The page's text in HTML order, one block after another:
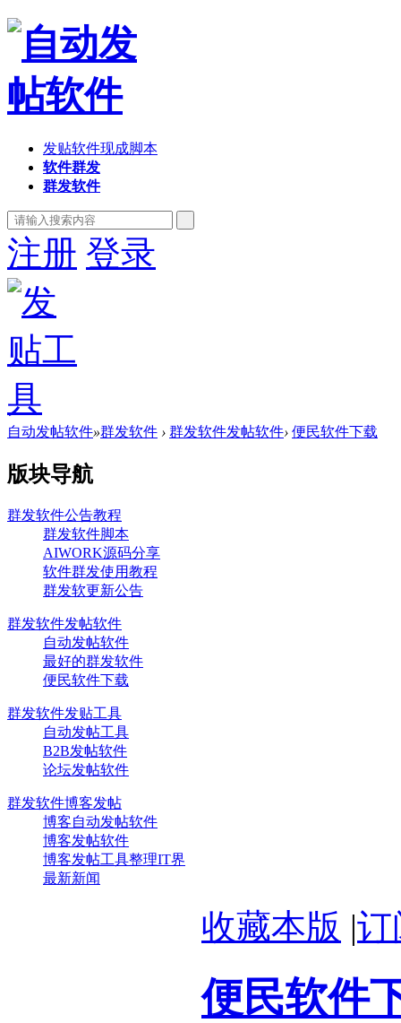
发贴软件现成脚本
软件群发
群发软件
注册 登录
自动发帖软件»群发软件 › 群发软件发帖软件› 便民软件下载
版块导航
群发软件公告教程
群发软件脚本
AIWORK源码分享
软件群发使用教程
群发软更新公告
群发软件发帖软件
自动发帖软件
最好的群发软件
便民软件下载
群发软件发贴工具
自动发帖工具
B2B发帖软件
论坛发帖软件
群发软件博客发帖
博客自动发帖软件
博客发帖软件
博客发帖工具整理IT界
最新新闻
收藏本版 |订
便民软件